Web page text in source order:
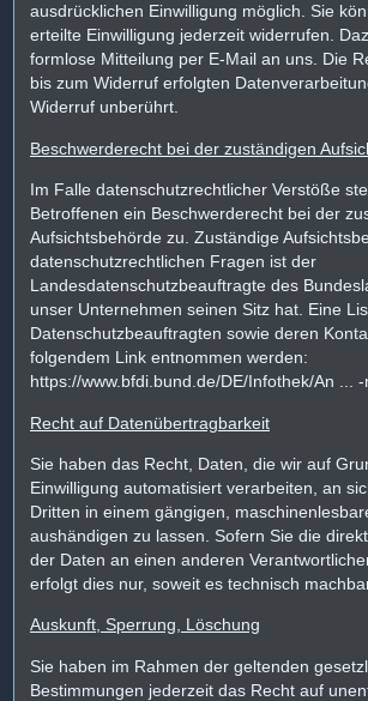
ausdrücklichen Einwilligung möglich. Sie
erteilte Einwilligung jederzeit widerrufen.
formlose Mitteilung per E-Mail an uns. Die
bis zum Widerruf erfolgten
Widerruf unberührt.
Beschwerderecht bei der zuständigen
Im Falle datenschutzrechtlicher Verstöße
Betroffenen ein Beschwerderecht bei der
Aufsichtsbehörde zu. Zuständige
datenschutzrechtlichen Fragen ist der
Landesdatenschutzbeauftragte des
unser Unternehmen seinen Sitz hat. Eine
Datenschutzbeauftragten sowie deren
folgendem Link entnommen werden:
https://www.bfdi.bund.de/DE/Infothek/An ... -
Recht auf Datenübertragbarkeit
Sie haben das Recht, Daten, die wir auf
Einwilligung automatisiert verarbeiten, an
Dritten in einem gängigen,
aushändigen zu lassen. Sofern Sie die
der Daten an einen anderen
erfolgt dies nur, soweit es technisch
Auskunft, Sperrung, Löschung
Sie haben im Rahmen der geltenden
Bestimmungen jederzeit das Recht auf